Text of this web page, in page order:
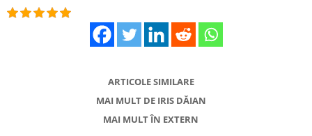
ARTICOLE SIMILARE
MAI MULT DE IRIS DĂIAN
MAI MULT ÎN EXTERN